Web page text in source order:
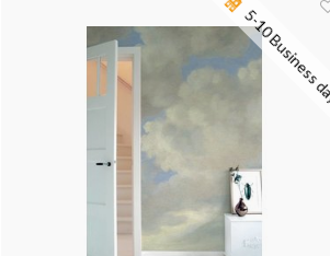
5-10 Business days